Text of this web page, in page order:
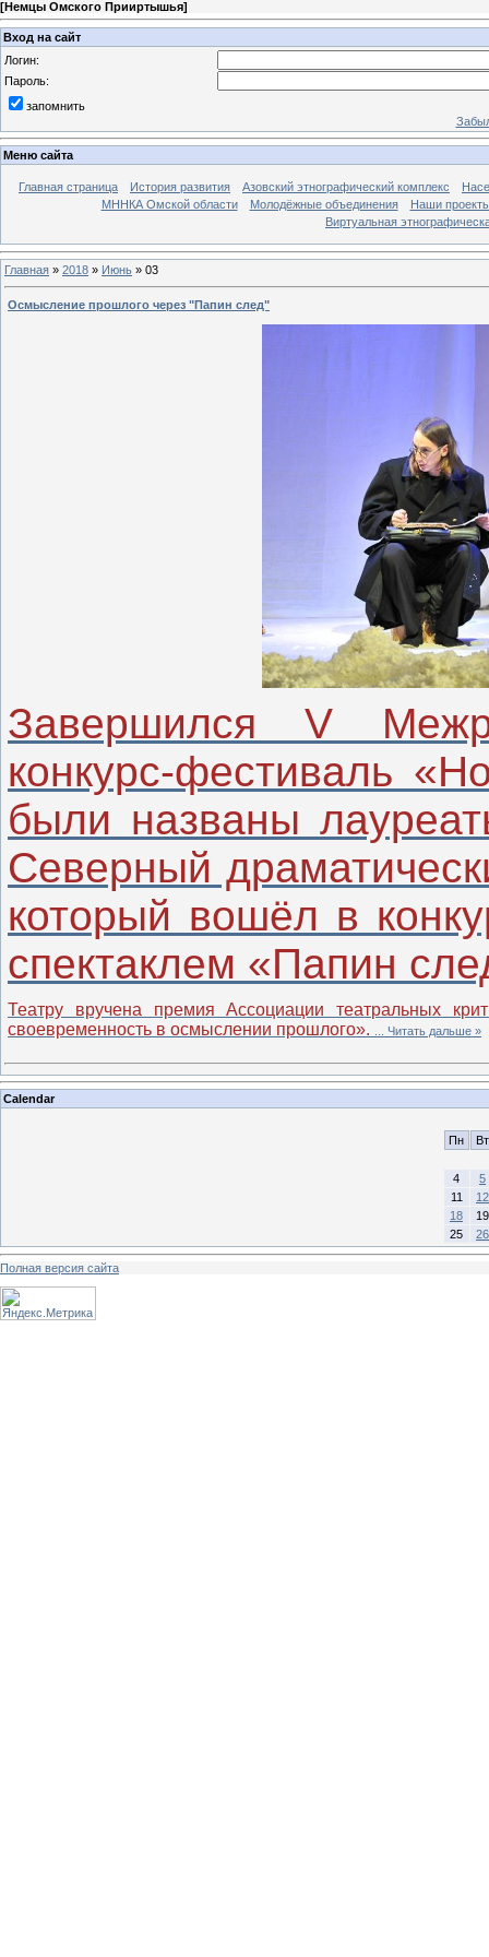
[Немцы Омского Прииртышья]
Вход на сайт
Логин:
Пароль:
запомнить
Меню сайта
Главная страница История развития Азовский этнографический комплекс
МННКА Омской области
Молодёжные объединения
Наши
Виртуальная
Главная » 2018 » Июнь » 03
Осмысление прошлого через "Папин след"
Завершился V
конкурс-фестиваль
были названы
Северный
который вошёл в
спектаклем «Папин
Театру вручена премия Ассоциации театральных
своевременность в осмыслении прошлого».
Читать дальше »
Calendar
Пн Вт
4
5
11
12
18
19
25
26
Полная версия сайта